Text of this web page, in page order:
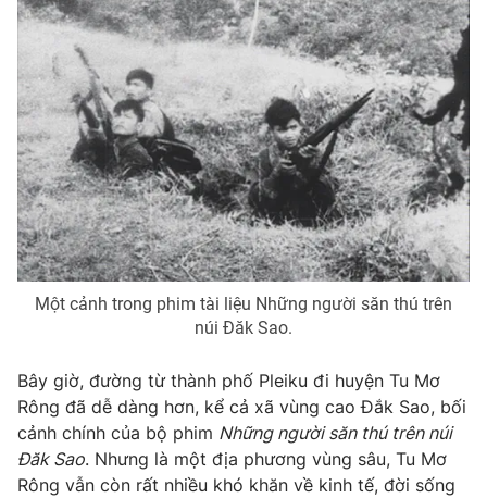
Một cảnh trong phim tài liệu Những người săn thú trên
núi Đăk Sao.
Bây giờ, đường từ thành phố Pleiku đi huyện Tu Mơ
Rông đã dễ dàng hơn, kể cả xã vùng cao Đắk Sao, bối
cảnh chính của bộ phim Những người săn thú trên núi
Đăk Sao. Nhưng là một địa phương vùng sâu, Tu Mơ
Rông vẫn còn rất nhiều khó khăn về kinh tế, đời sống